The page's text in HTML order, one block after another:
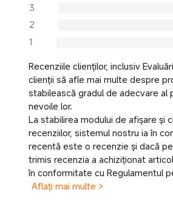
3
2
1
Recenziile clienților, inclusiv
clienții să afle mai multe despre
stabilească gradul de adecvare al
nevoile lor.
La stabilirea modului de afișare și
recenziilor, sistemul nostru ia în
recentă este o recenzie și dacă
trimis recenzia a achiziționat
în conformitate cu Regulamentul
Aflați mai multe >